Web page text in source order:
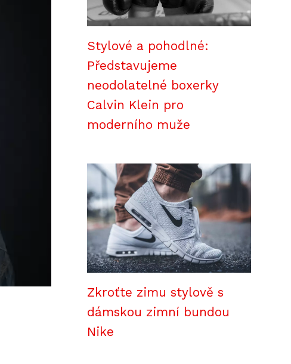
Stylové a pohodlné:
Představujeme
neodolatelné boxerky
Calvin Klein pro
moderního muže
Zkroťte zimu stylově s
dámskou zimní bundou
Nike